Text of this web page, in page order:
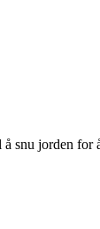
snu jorden